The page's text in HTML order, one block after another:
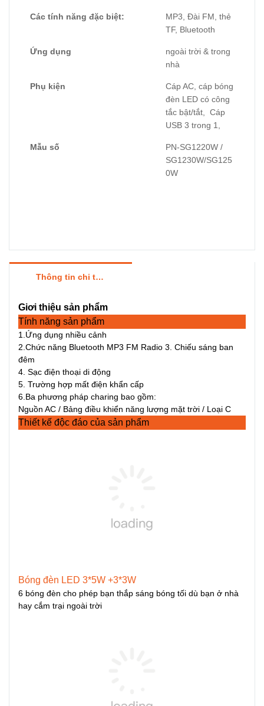
Các tính năng đặc biệt:
MP3, Đài FM, thẻ
TF, Bluetooth
Ứng dụng
ngoài trời & trong
nhà
Phụ kiện
Cáp AC, cáp bóng
đèn LED có công
tắc bật/tắt, Cáp
USB 3 trong 1,
Mẫu số
PN-SG1220W /
SG1230W/SG125
0W
Thông tin chi tiết sản phẩm
Giơi thiệu sản phẩm
Tính năng sản phẩm
1.Ứng dụng nhiều cảnh
2.Chức năng Bluetooth MP3 FM Radio 3. Chiếu sáng ban
đêm
4. Sạc điện thoại di động
5. Trường hợp mất điện khẩn cấp
6.Ba phương pháp charing bao gồm:
Nguồn AC / Bảng điều khiển năng lượng mặt trời / Loại C
Thiết kế độc đáo của sản phẩm
Bóng đèn LED 3*5W +3*3W
6 bóng đèn cho phép bạn thắp sáng bóng tối dù bạn ở nhà
hay cắm trại ngoài trời